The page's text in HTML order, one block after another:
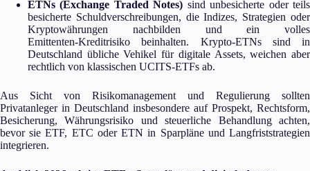
ETNs (Exchange Traded Notes) sind unbesicherte oder teils
besicherte Schuldverschreibungen, die Indizes, Strategien oder
Kryptowährungen nachbilden und ein volles
Emittenten‑Kreditrisiko beinhalten. Krypto‑ETNs sind in
Deutschland übliche Vehikel für digitale Assets, weichen aber
rechtlich von klassischen UCITS‑ETFs ab.
Aus Sicht von Risikomanagement und Regulierung sollten
Privatanleger in Deutschland insbesondere auf Prospekt, Rechtsform,
Besicherung, Währungsrisiko und steuerliche Behandlung achten,
bevor sie ETF, ETC oder ETN in Sparpläne und Langfriststrategien
integrieren.